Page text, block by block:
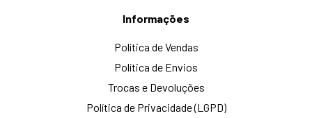
Informações
Política de Vendas
Política de Envios
Trocas e Devoluções
Política de Privacidade (LGPD)